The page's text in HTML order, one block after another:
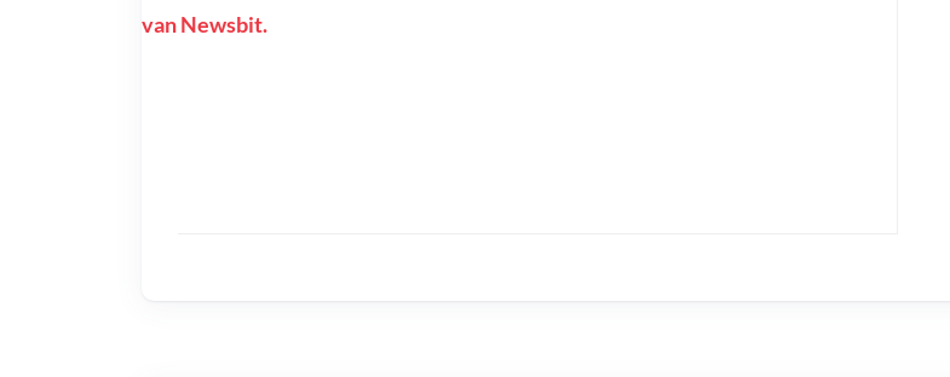
van Newsbit.